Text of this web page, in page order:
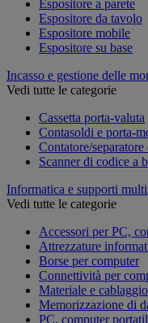
Espositore a parete
Espositore da tavolo
Espositore mobile
Espositore su base
Incasso e gestione delle
Vedi tutte le categorie
Cassetta porta-valuta
Contasoldi e porta-
Contatore/
Scanner di codice a
Informatica e supporti
Vedi tutte le categorie
Accessori per PC,
Attrezzature
Borse per computer
Connettività per
Materiale e
Memorizzazione di
PC, computer